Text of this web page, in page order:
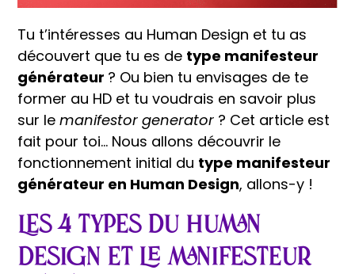
Tu t’intéresses au Human Design et tu as
découvert que tu es de type manifesteur
générateur ? Ou bien tu envisages de te
former au HD et tu voudrais en savoir plus
sur lemanifestor generator ? Cet article est
fait pour toi… Nous allons découvrir le
fonctionnement initial du type manifesteur
générateur en Human Design, allons-y !
Les 4 types du Human
Design et le manifesteur